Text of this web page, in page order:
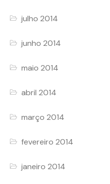
julho 2014
junho 2014
maio 2014
abril 2014
março 2014
fevereiro 2014
janeiro 2014